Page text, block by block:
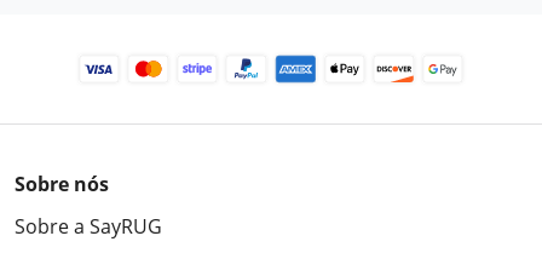
Sobre nós
Sobre a SayRUG